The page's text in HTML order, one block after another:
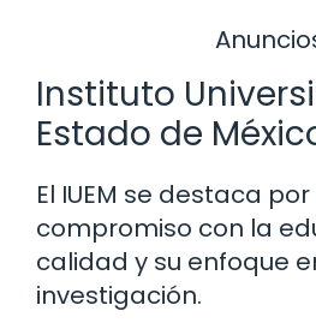
Instituto
Estado de
El IUEM se destaca por
compromiso con la
calidad y su enfoque
investigación.